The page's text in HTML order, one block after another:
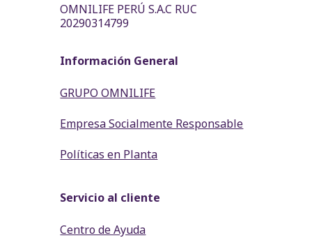
OMNILIFE PERÚ S.A.C RUC
20290314799
Información General
GRUPO OMNILIFE
Empresa Socialmente Responsable
Políticas en Planta
Servicio al cliente
Centro de Ayuda